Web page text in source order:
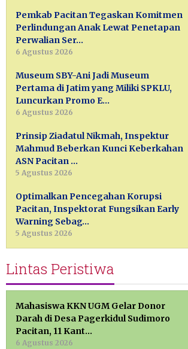
Pemkab Pacitan Tegaskan Komitmen
Perlindungan Anak Lewat Penetapan
Perwalian Ser…
6 Agustus 2026
Museum SBY-Ani Jadi Museum
Pertama di Jatim yang Miliki SPKLU,
Luncurkan Promo E…
6 Agustus 2026
Prinsip Ziadatul Nikmah, Inspektur
Mahmud Beberkan Kunci Keberkahan
ASN Pacitan …
5 Agustus 2026
Optimalkan Pencegahan Korupsi
Pacitan, Inspektorat Fungsikan Early
Warning Sebag…
5 Agustus 2026
Lintas Peristiwa
Mahasiswa KKN UGM Gelar Donor
Darah di Desa Pagerkidul Sudimoro
Pacitan, 11 Kant…
6 Agustus 2026